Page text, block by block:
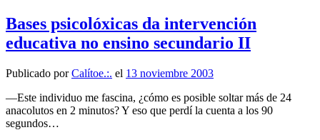
Bases psicolóxicas da intervención
educativa no ensino secundario II
Publicado porCalítoe.:. el 13 noviembre 2003
—Este individuo me fascina, ¿cómo es posible soltar más de 24
anacolutos en 2 minutos? Y eso que perdí la cuenta a los 90
segundos…